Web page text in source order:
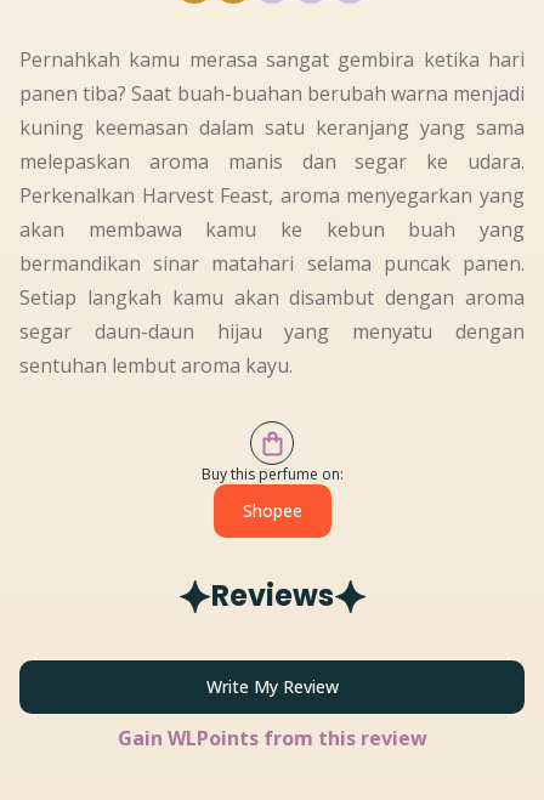
Pernahkah kamu merasa sangat gembira ketika hari
panen tiba? Saat buah-buahan berubah warna menjadi
kuning keemasan dalam satu keranjang yang sama
melepaskan aroma manis dan segar ke udara.
Perkenalkan Harvest Feast, aroma menyegarkan yang
akan membawa kamu ke kebun buah yang
bermandikan sinar matahari selama puncak panen.
Setiap langkah kamu akan disambut dengan aroma
segar daun-daun hijau yang menyatu dengan
sentuhan lembut aroma kayu.
Buy this perfume on:
Shopee
Reviews
Write My Review
Gain WLPoints from this review